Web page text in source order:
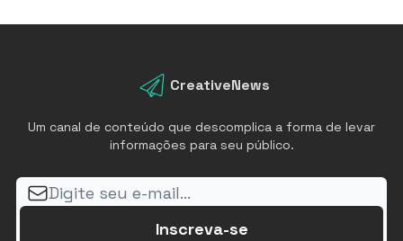
CreativeNews
Um canal de conteúdo que descomplica a forma de levar
informações para seu público.